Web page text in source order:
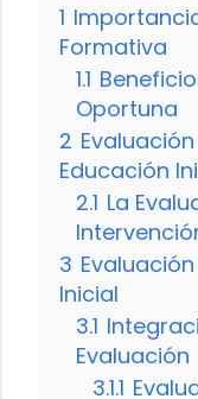
1
Formativa
1.1
Oportuna
2
Educación
2.1 La
3
Inicial
3.1
Evaluación
3.1.1